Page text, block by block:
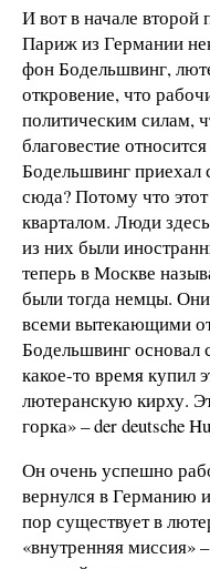
И вот в начале
Париж из Германии
фон Бодельшвинг,
откровение, что
политическим силам,
благовестие
Бодельшвинг
сюда? Потому что
кварталом. Люди
из них были
теперь в Москве
были тогда немцы.
всеми вытекающими
Бодельшвинг основал
какое-то время купил
лютеранскую кирху.
горка» – der deutsche
Он очень успешно
вернулся в Германию
пор существует в
«внутренняя миссия»